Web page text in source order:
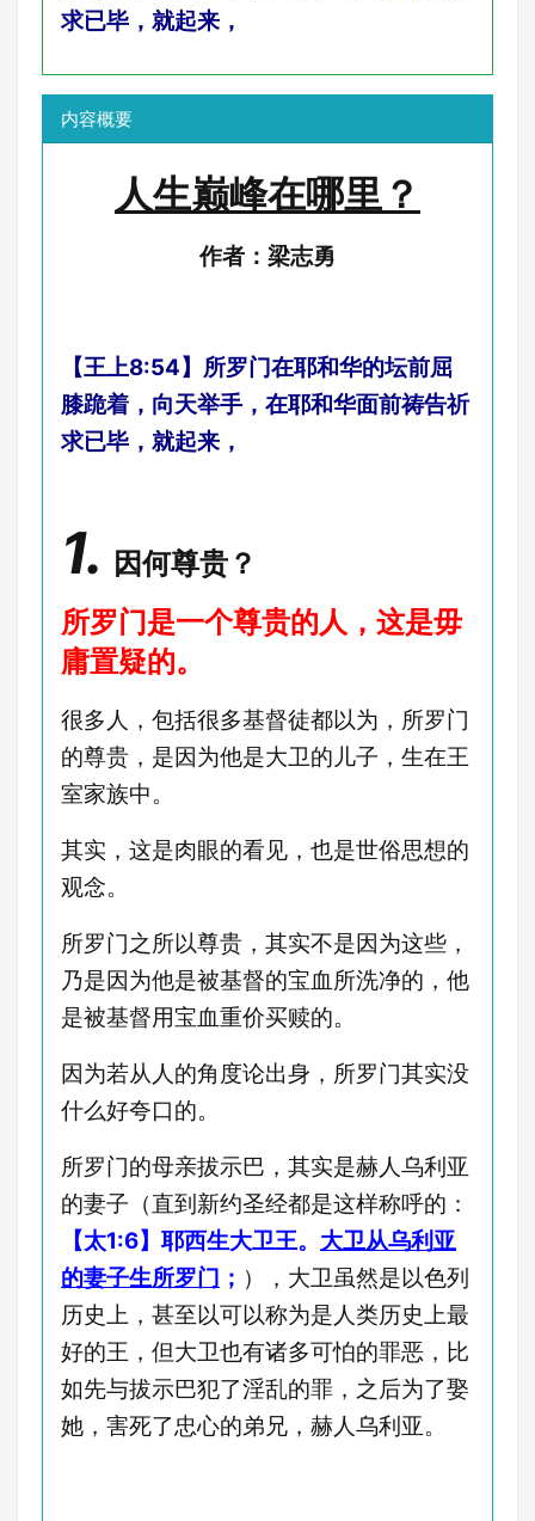
求已毕，就起来，
内容概要
人生巅峰在哪里？
作者：梁志勇
【王上8:54】所罗门在耶和华的坛前屈
膝跪着，向天举手，在耶和华面前祷告祈
求已毕，就起来，
1. 因何尊贵？
所罗门是一个尊贵的人，这是毋
庸置疑的。
很多人，包括很多基督徒都以为，所罗门
的尊贵，是因为他是大卫的儿子，生在王
室家族中。
其实，这是肉眼的看见，也是世俗思想的
观念。
所罗门之所以尊贵，其实不是因为这些，
乃是因为他是被基督的宝血所洗净的，他
是被基督用宝血重价买赎的。
因为若从人的角度论出身，所罗门其实没
什么好夸口的。
所罗门的母亲拔示巴，其实是赫人乌利亚
的妻子（直到新约圣经都是这样称呼的：
【太1:6】耶西生大卫王。 大卫从乌利亚
的妻子生所罗门 ； ），大卫虽然是以色列
历史上，甚至以可以称为是人类历史上最
好的王，但大卫也有诸多可怕的罪恶，比
如先与拔示巴犯了淫乱的罪，之后为了娶
她，害死了忠心的弟兄，赫人乌利亚。